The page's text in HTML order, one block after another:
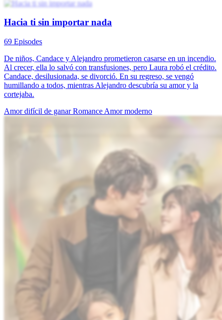
Hacia ti sin importar nada
69 Episodes
De niños, Candace y Alejandro prometieron casarse en un incendio.
Al crecer, ella lo salvó con transfusiones, pero Laura robó el crédito.
Candace, desilusionada, se divorció. En su regreso, se vengó
humillando a todos, mientras Alejandro descubría su amor y la
cortejaba.
Amor difícil de ganarRomance Amor moderno